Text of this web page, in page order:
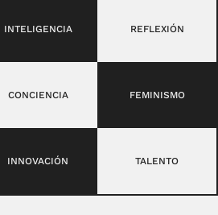
INTELIGENCIA REFLEXIÓN
CONCIENCIA FEMINISMO
INNOVACIÓN TALENTO